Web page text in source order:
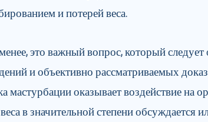
и потерей веса.
это важный вопрос, который
и объективно рассматриваемых
мастурбации оказывает воздействие на
в значительной степени обсуждается